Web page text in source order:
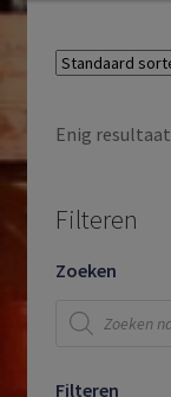
Enig resultaat
Filteren
Zoeken
Producten
zoeken
Filteren